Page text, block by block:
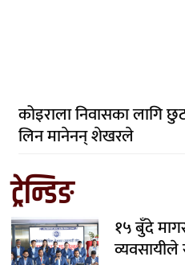
कोइराला निवासका लागि
लिन मानेनन् शेखरले
ट्रेन्डिङ
१५ बुँदे